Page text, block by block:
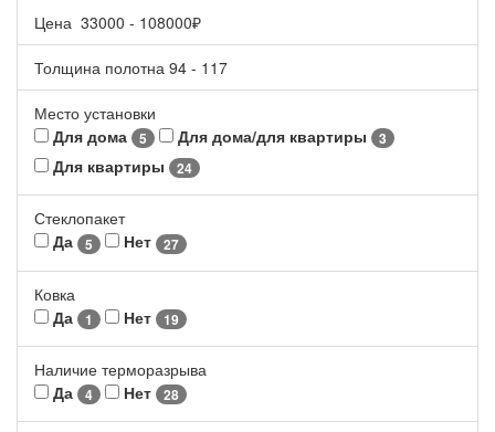
Цена 33000 - 108000₽
Толщина полотна 94 - 117
Место установки
Для дома
5 Для дома/для квартиры 3
Для квартиры 24
Стеклопакет
Да
5 Нет 27
Ковка
Да
1 Нет 19
Наличие терморазрыва
Да
4 Нет 28